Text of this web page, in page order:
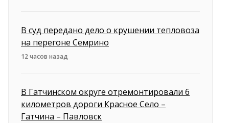
В суд передано дело о крушении тепловоза
на перегоне Семрино
12 часов назад
В Гатчинском округе отремонтировали 6
километров дороги Красное Село –
Гатчина – Павловск